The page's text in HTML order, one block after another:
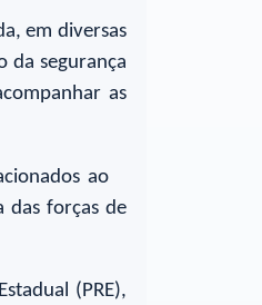
em diversas
da segurança
as
ao
das forças de
(PRE),